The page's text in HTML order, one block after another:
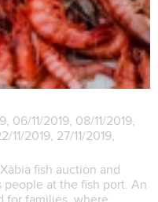
06/11/2019, 08/11/2019,
11/2019, 27/11/2019,
fish auction and
at the fish port. An